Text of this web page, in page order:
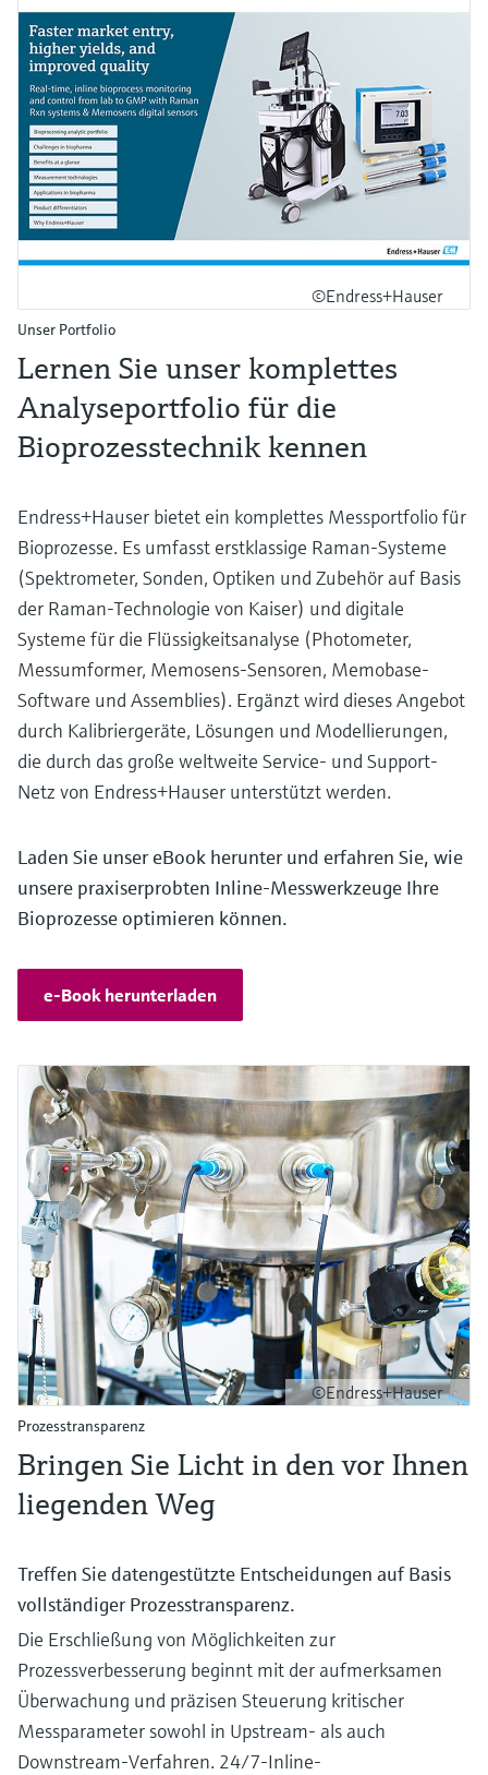
©Endress+Hauser
Unser Portfolio
Lernen Sie unser komplettes
Analyseportfolio für die
Bioprozesstechnik kennen
Endress+Hauser bietet ein komplettes Messportfolio für
Bioprozesse. Es umfasst erstklassige Raman-Systeme
(Spektrometer, Sonden, Optiken und Zubehör auf Basis
der Raman-Technologie von Kaiser) und digitale
Systeme für die Flüssigkeitsanalyse (Photometer,
Messumformer, Memosens-Sensoren, Memobase-
Software und Assemblies). Ergänzt wird dieses Angebot
durch Kalibriergeräte, Lösungen und Modellierungen,
die durch das große weltweite Service- und Support-
Netz von Endress+Hauser unterstützt werden.
Laden Sie unser eBook herunter und erfahren Sie, wie
unsere praxiserprobten Inline-Messwerkzeuge Ihre
Bioprozesse optimieren können.
e-Book herunterladen
©Endress+Hauser
Prozesstransparenz
Bringen Sie Licht in den vor Ihnen
liegenden Weg
Treffen Sie datengestützte Entscheidungen auf Basis
vollständiger Prozesstransparenz.
Die Erschließung von Möglichkeiten zur
Prozessverbesserung beginnt mit der aufmerksamen
Überwachung und präzisen Steuerung kritischer
Messparameter sowohl in Upstream- als auch
Downstream-Verfahren. 24/7-Inline-